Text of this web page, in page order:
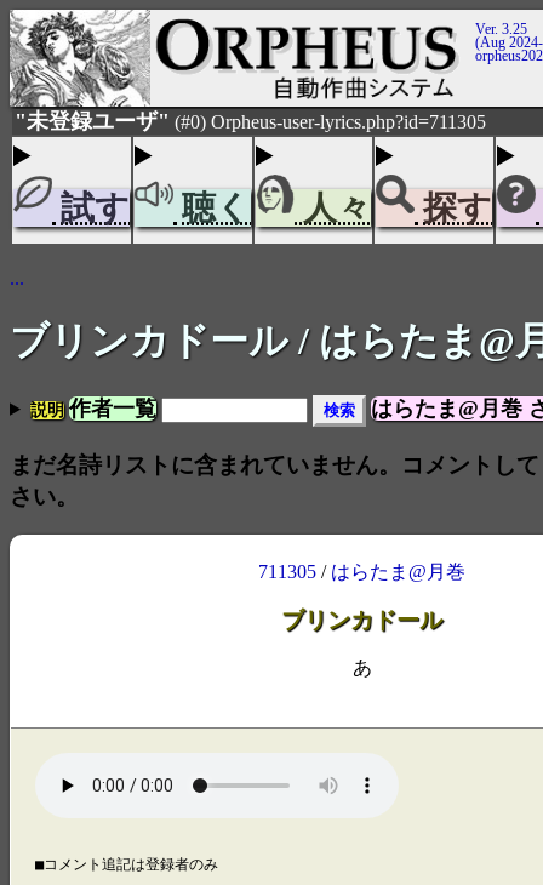
Ver. 3.25
(Aug
"未登録ユーザ" (#0) Orpheus-user-lyrics.php?id=711305
試す 聴く 人々 探す
...
ブリンカドール/ はらたま@
説明 作者一覧 はらたま@月巻
まだ名詩リストに含まれていません。コメントし
さい。
711305 / はらたま@月巻
ブリンカドール
あ
■コメント追記は登録者のみ